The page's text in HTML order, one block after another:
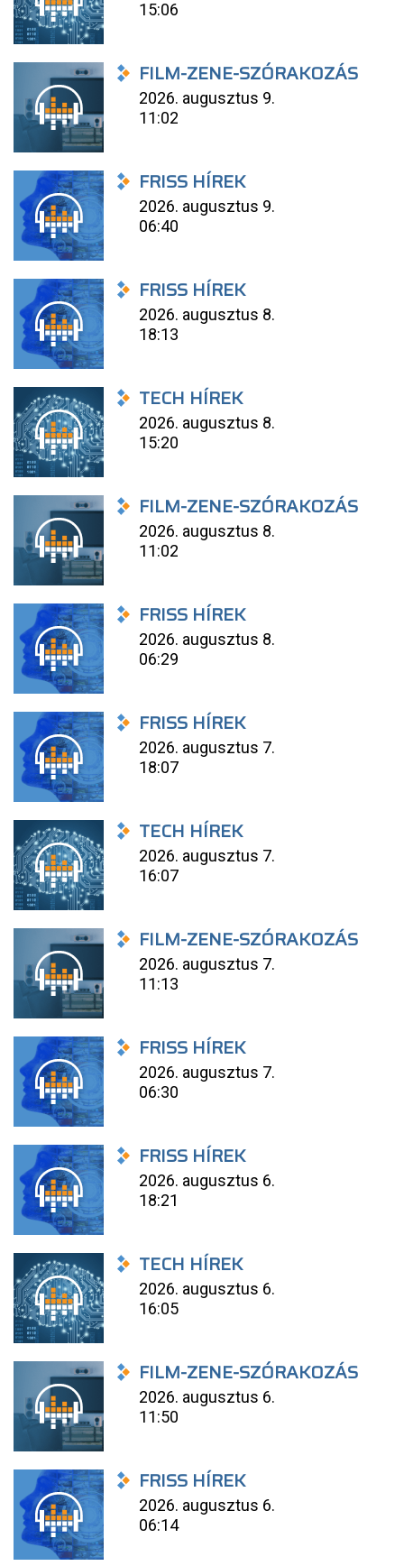
15:06
FILM-ZENE-SZÓRAKOZÁS
2026. augusztus 9.
11:02
FRISS HÍREK
2026. augusztus 9.
06:40
FRISS HÍREK
2026. augusztus 8.
18:13
TECH HÍREK
2026. augusztus 8.
15:20
FILM-ZENE-SZÓRAKOZÁS
2026. augusztus 8.
11:02
FRISS HÍREK
2026. augusztus 8.
06:29
FRISS HÍREK
2026. augusztus 7.
18:07
TECH HÍREK
2026. augusztus 7.
16:07
FILM-ZENE-SZÓRAKOZÁS
2026. augusztus 7.
11:13
FRISS HÍREK
2026. augusztus 7.
06:30
FRISS HÍREK
2026. augusztus 6.
18:21
TECH HÍREK
2026. augusztus 6.
16:05
FILM-ZENE-SZÓRAKOZÁS
2026. augusztus 6.
11:50
FRISS HÍREK
2026. augusztus 6.
06:14